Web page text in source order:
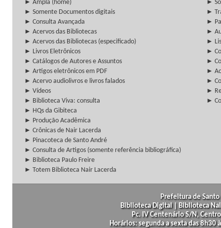
► Ampla (home)
►
► Somente Documentos digitais
►
► Consulta Avançada
►
► Acervos das Bibliotecas
►
► Acervos das Bibliotecas (especificado)
►
► Livros Eletrônicos
►
► Catálogos de Autores e Assuntos
►
► Artigos eletrônicos em PDF
►
► Acervo audiolivros e livros falados
►
► Vídeos
►
► Biblioteca Viva: consulta
►
► HQs da Gibiteca
► Produção Acadêmica
► Crônicas de Nair Lacerda
► Pinacoteca de Santo André
► Consulta de Artigos (somente referência bibliográfica)
► Biblioteca Paulo Freire
► Totem Biblioteca Nair Lacerda
Prefeitura de
Biblioteca Digital | Biblioteca
Pc. IV Centenário S/N,
Horários: segunda a sexta das